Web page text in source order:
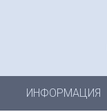
ИНФОРМАЦИЯ